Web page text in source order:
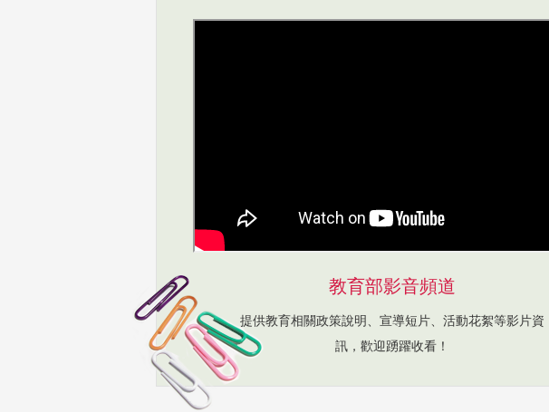
教育部影音頻道
提供教育相關政策說明、宣導短片、活動花絮等影片資
訊，歡迎踴躍收看！